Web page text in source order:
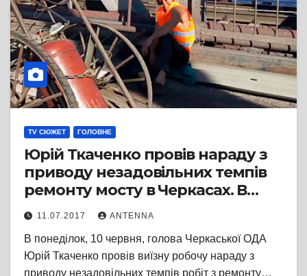
TV СЮЖЕТ ГОЛОВНЕ
Юрій Ткаченко провів нараду з
приводу незадовільних темпів
ремонту мосту в Черкасах. В
підсумку наступного дня
кількість робітників збільшилася
з 3 до 8…
11.07.2017 ANTENNA
В понеділок, 10 червня, голова Черкаської ОДА
Юрій Ткаченко провів виїзну робочу нараду з
приводу незадовільних темпів робіт з ремонту…